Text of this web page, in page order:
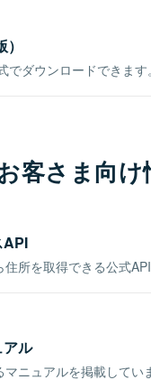
ダウンロードできます。
客さま向け
API
所を取得できる公式API
ル
ニュアルを掲載してい